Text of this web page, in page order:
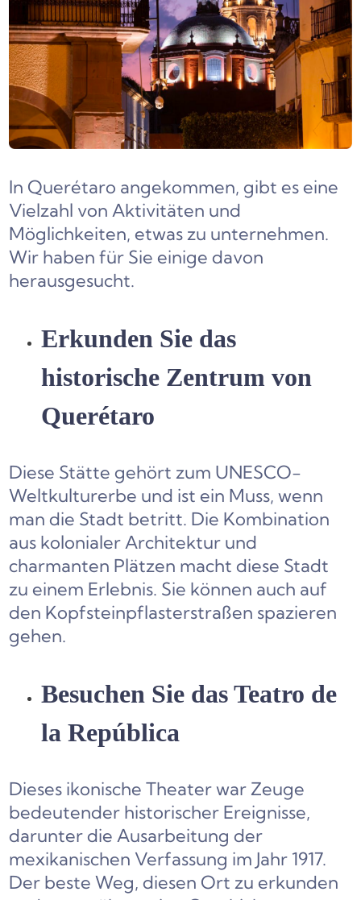
In Querétaro angekommen, gibt es eine
Vielzahl von Aktivitäten und
Möglichkeiten, etwas zu unternehmen.
Wir haben für Sie einige davon
herausgesucht.
Erkunden Sie das
historische Zentrum von
Querétaro
Diese Stätte gehört zum UNESCO-
Weltkulturerbe und ist ein Muss, wenn
man die Stadt betritt. Die Kombination
aus kolonialer Architektur und
charmanten Plätzen macht diese Stadt
zu einem Erlebnis. Sie können auch auf
den Kopfsteinpflasterstraßen spazieren
gehen.
Besuchen Sie das Teatro de
la República
Dieses ikonische Theater war Zeuge
bedeutender historischer Ereignisse,
darunter die Ausarbeitung der
mexikanischen Verfassung im Jahr 1917.
Der beste Weg, diesen Ort zu erkunden